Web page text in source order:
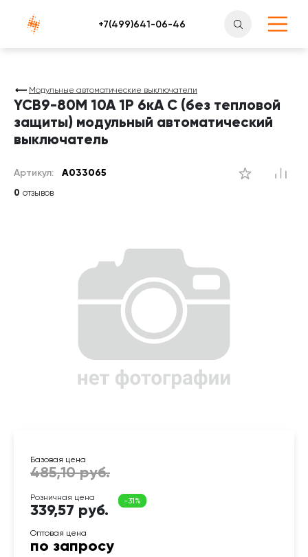
Атлантснаб
Модульные автоматические выключатели
YCB9-80M 10A 1P 6кА C (без тепловой
защиты) модульный автоматический
выключатель
Артикул: A033065
339,57 руб.
по запросу